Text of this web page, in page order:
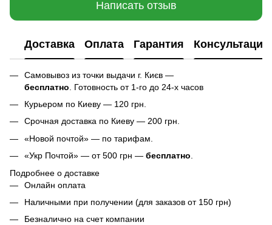
Написать отзыв
Доставка Оплата Гарантия Консультация
Самовывоз из точки выдачи г. Києв —
бесплатно . Готовность от 1-го до 24-х часов
Курьером по Киеву — 120 грн.
Срочная доставка по Киеву — 200 грн.
«Новой почтой» — по тарифам.
«Укр Почтой» — от 500 грн — бесплатно
Подробнее о доставке
Онлайн оплата
Наличными при получении (для заказов от 150 грн)
Безналично на счет компании